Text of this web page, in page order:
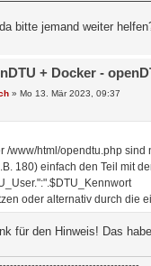
bitte jemand weiter
+ Docker -
» Mo 13. Mär 2023, 09:37
/www/html/opendtu.php
180) einfach den Teil mit
oder alternativ durch die
für den Hinweis! Das